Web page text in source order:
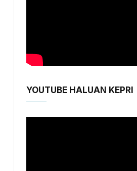
YOUTUBE HALUAN KEPRI